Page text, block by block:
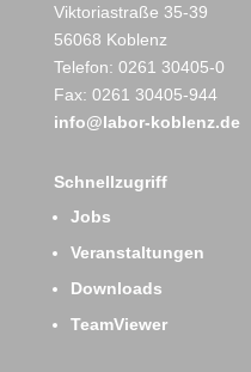
Viktoriastraße 35-39
56068 Koblenz
Telefon: 0261 30405-0
Fax: 0261 30405-944
info@labor-koblenz.de
Schnellzugriff
Jobs
Veranstaltungen
Downloads
TeamViewer